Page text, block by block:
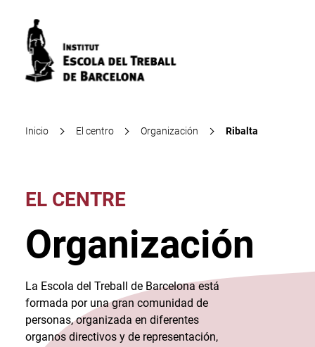
Inicio El centro Organización Ribalta
EL CENTRE
Organización
La Escola del Treball de Barcelona está
formada por una gran comunidad de
personas, organizada en diferentes
organos directivos y de representación,